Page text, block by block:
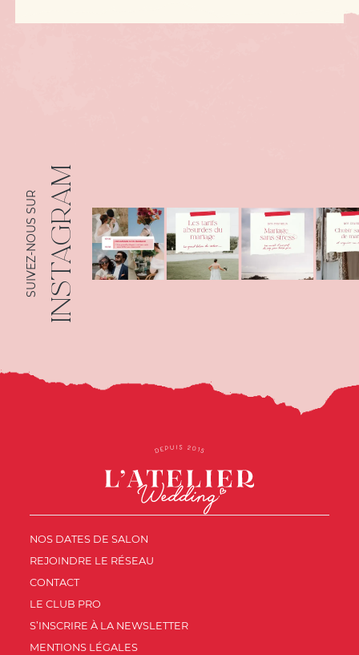
INSTAGRAM
SUIVEZ-NOUS SUR
NOS DATES DE SALON
REJOINDRE LE RÉSEAU
CONTACT
LE CLUB PRO
S’INSCRIRE À LA NEWSLETTER
MENTIONS LÉGALES